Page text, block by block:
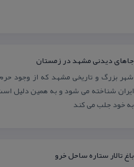
جاهای دیدنی مشهد در زمستان
شهر بزرگ و تاریخی مشهد كه از وجود
ایران شناخته می شود و به همین دلیل
به خود جلب می كند
باغ تالار ستاره ساحل خرو